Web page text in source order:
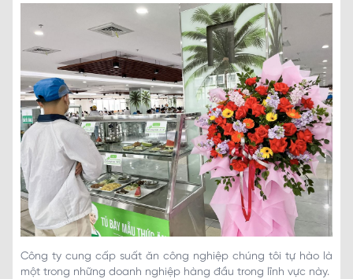
Công ty cung cấp suất ăn công nghiệp chúng tôi tự hào là
một trong những doanh nghiệp hàng đầu trong lĩnh vực này.